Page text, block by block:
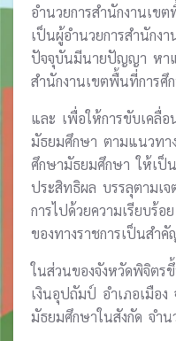
อำนวยการสำนักงานเข
เป็นผู้อำนวยการสำนักง
ปัจจุบันมีนายปัญญา หาแ
สำนักงานเขตพื้นที่การศึ
และ เพื่อให้การขับเคลื่อ
มัธยมศึกษา ตามแนวทา
ศึกษามัธยมศึกษา ให้เป็
ประสิทธิผล บรรลุตามเ
การไปด้วยความเรียบร้อ
ของทางราชการเป็นสำคั
ในส่วนของจังหวัดพิจิต
เงินอุปถัมป์ อำเภอเมือง
มัธยมศึกษาในสังกัด จำ